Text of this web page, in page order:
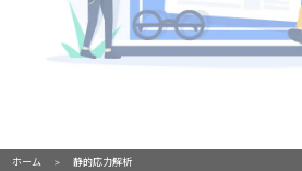
ホーム 静的応力解析